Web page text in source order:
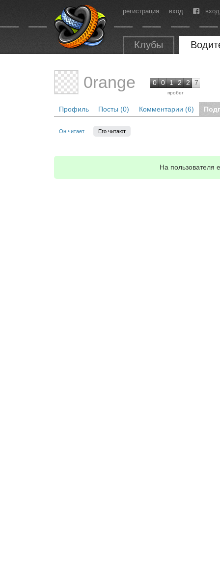
регистрация вход
Клубы
0range 0 0 1 2 2 7
пробег
Профиль Посты (0) Комментарии (6)
Он читает Его читают
На пользователя